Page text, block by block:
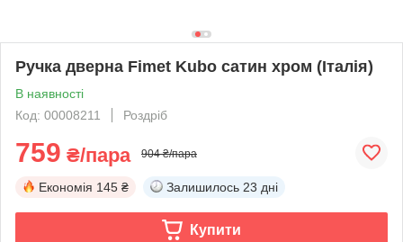
Ручка дверна Fimet Kubo сатин хром (Італія)
В наявності
Код: 00008211
Роздріб
759 ₴/пара 904 ₴/пара
Економія 145 ₴ Залишилось 23 дні
Купити